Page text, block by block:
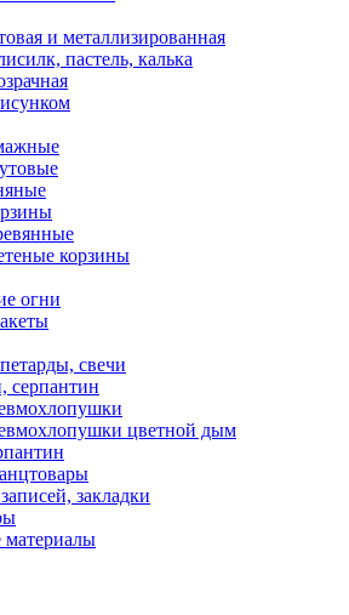
и металлизированная
пастель, калька
корзины
огни
свечи
серпантин
цветной дым
закладки
материалы